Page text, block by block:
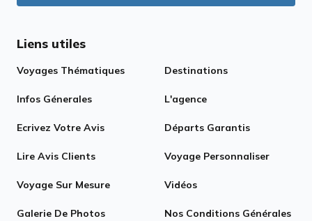
Liens utiles
Voyages Thématiques Destinations
Infos Génerales L'agence
Ecrivez Votre Avis Départs Garantis
Lire Avis Clients Voyage Personnaliser
Voyage Sur Mesure Vidéos
Galerie De Photos
Nos Conditions Générales